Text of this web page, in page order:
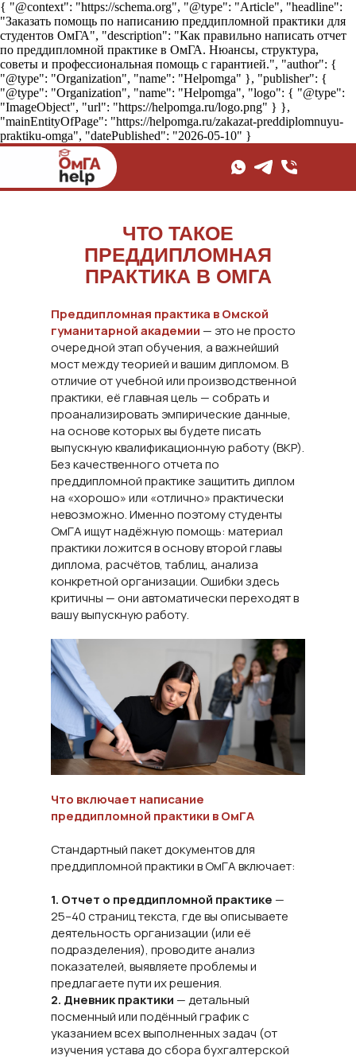
{ "@context": "https://schema.org", "@type": "Article", "headline":
"Заказать помощь по написанию преддипломной практики для
студентов ОмГА", "description": "Как правильно написать отчет
по преддипломной практике в ОмГА. Нюансы, структура,
советы и профессиональная помощь с гарантией.", "author": {
"@type": "Organization", "name": "Helpomga" }, "publisher": {
"@type": "Organization", "name": "Helpomga", "logo": { "@type":
"ImageObject", "url": "https://helpomga.ru/logo.png" } },
"mainEntityOfPage": "https://helpomga.ru/zakazat-preddiplomnuyu-
praktiku-omga", "datePublished": "2026-05-10" }
ЧТО ТАКОЕ
ПРЕДДИПЛОМНАЯ
ПРАКТИКА В ОМГА
Преддипломная практика в Омской
гуманитарной академии — это не просто
очередной этап обучения, а важнейший
мост между теорией и вашим дипломом. В
отличие от учебной или производственной
практики, её главная цель — собрать и
проанализировать эмпирические данные,
на основе которых вы будете писать
выпускную квалификационную работу (ВКР).
Без качественного отчета по
преддипломной практике защитить диплом
на «хорошо» или «отлично» практически
невозможно. Именно поэтому студенты
ОмГА ищут надёжную помощь: материал
практики ложится в основу второй главы
диплома, расчётов, таблиц, анализа
конкретной организации. Ошибки здесь
критичны — они автоматически переходят в
вашу выпускную работу.
Что включает написание
преддипломной практики в ОмГА
Стандартный пакет документов для
преддипломной практики в ОмГА включает:
1. Отчет о преддипломной практике —
25–40 страниц текста, где вы описываете
деятельность организации (или её
подразделения), проводите анализ
показателей, выявляете проблемы и
предлагаете пути их решения.
2. Дневник практики — детальный
посменный или подённый график с
указанием всех выполненных задач (от
изучения устава до сбора бухгалтерской